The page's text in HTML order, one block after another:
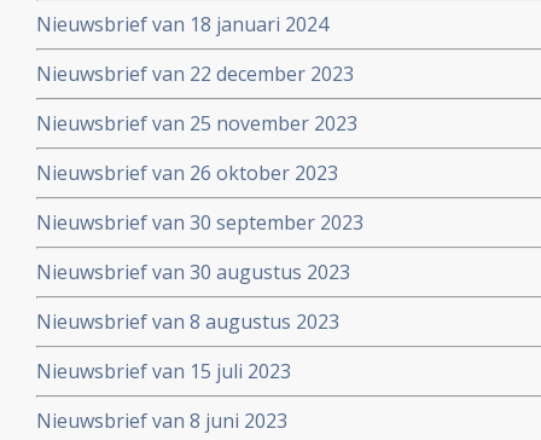
Nieuwsbrief van 18 januari 2024
Nieuwsbrief van 22 december 2023
Nieuwsbrief van 25 november 2023
Nieuwsbrief van 26 oktober 2023
Nieuwsbrief van 30 september 2023
Nieuwsbrief van 30 augustus 2023
Nieuwsbrief van 8 augustus 2023
Nieuwsbrief van 15 juli 2023
Nieuwsbrief van 8 juni 2023